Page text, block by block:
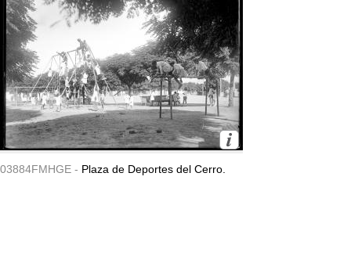
03884FMHGE - Plaza de Deportes del Cerro.